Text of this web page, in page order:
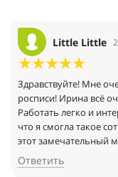
Little Little
Здравствуйте! Мне
росписи! Ирина всё
Работать легко и
что я смогла такое
этот замечательный
Ответить